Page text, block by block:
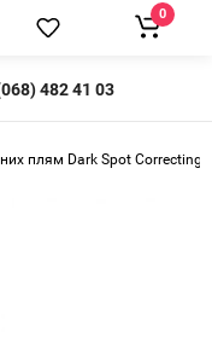
482 41 03
0
плям Dark Spot Correcting